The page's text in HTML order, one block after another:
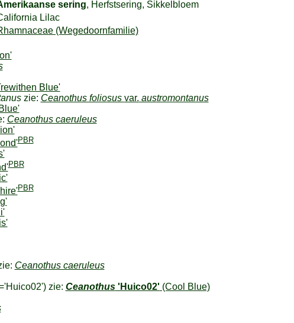
sering, Herfstsering, Sikkelbloem
Lilac
(Wegedoornfamilie)
Blue'
zie: Ceanothus foliosus var. austromontanus
Ceanothus caeruleus
PBR
PBR
PBR
Ceanothus caeruleus
zie: Ceanothus'Huico02' (Cool Blue)